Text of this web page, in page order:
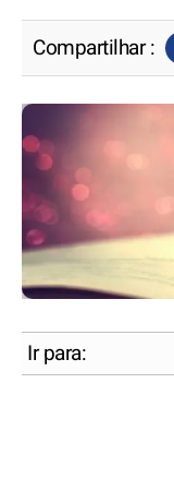
Compartilhar :
Ir para: